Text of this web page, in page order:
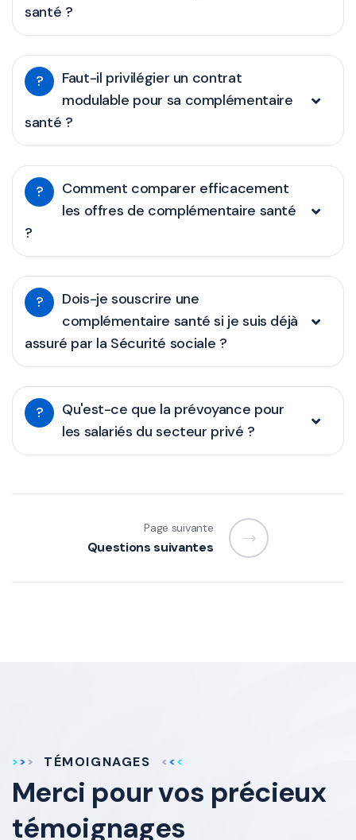
santé ?
?
Faut-il privilégier un contrat
modulable pour sa complémentaire
santé ?
?
Comment comparer efficacement
les offres de complémentaire santé
?
?
Dois-je souscrire une
complémentaire santé si je suis déjà
assuré par la Sécurité sociale ?
?
Qu'est-ce que la prévoyance pour
les salariés du secteur privé ?
Page suivante
Questions suivantes
TÉMOIGNAGES
Merci pour vos précieux
témoignages